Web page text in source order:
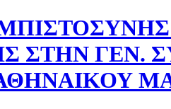
ΣΤΗΝ ΓΕΝ.